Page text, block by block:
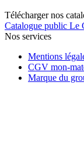
Télécharger nos
Catalogue public Le
Nos services
Mentions
CGV mon-
Marque du